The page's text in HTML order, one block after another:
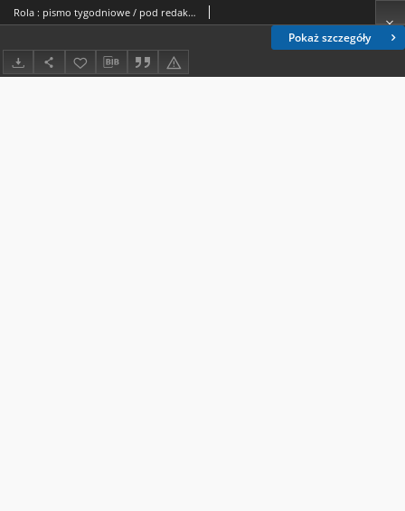
Pokaż szczegóły
Rola : pismo tygodniowe / pod redakcyą Jana Jeleńskiego. R. 4, nr 1 (19 grudnia 1885 (2 stycznia1886)